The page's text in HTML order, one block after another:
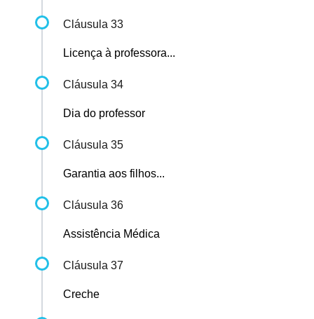
Cláusula 33
Licença à professora...
Cláusula 34
Dia do professor
Cláusula 35
Garantia aos filhos...
Cláusula 36
Assistência Médica
Cláusula 37
Creche